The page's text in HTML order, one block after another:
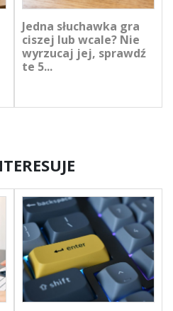
Jedna słuchawka gra
ciszej lub wcale? Nie
wyrzucaj jej, sprawdź
te 5...